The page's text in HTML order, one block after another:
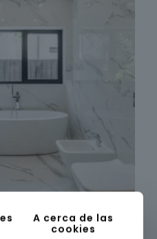
A cerca de las
cookies